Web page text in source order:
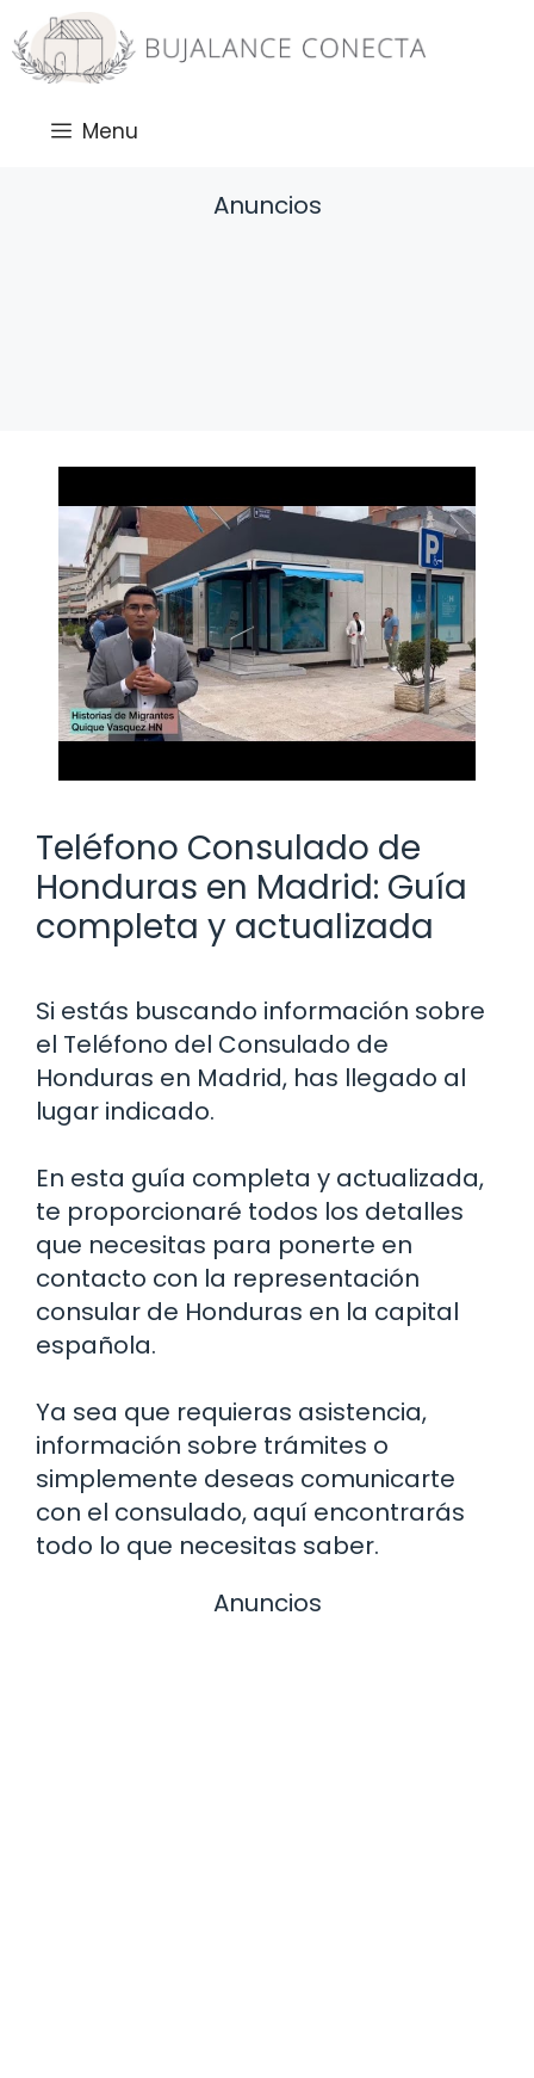
Saltar
al
contenido
Menu
Anuncios
Teléfono Consulado de
Honduras en Madrid: Guía
completa y actualizada
Si estás buscando información sobre
el Teléfono del Consulado de
Honduras en Madrid, has llegado al
lugar indicado.
En esta guía completa y actualizada,
te proporcionaré todos los detalles
que necesitas para ponerte en
contacto con la representación
consular de Honduras en la capital
española.
Ya sea que requieras asistencia,
información sobre trámites o
simplemente deseas comunicarte
con el consulado, aquí encontrarás
todo lo que necesitas saber.
Anuncios